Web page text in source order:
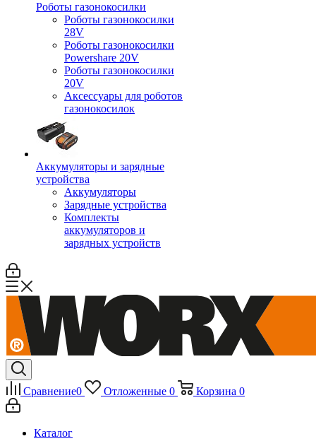
Роботы газонокосилки
Роботы газонокосилки
28V
Роботы газонокосилки
Powershare 20V
Роботы газонокосилки
20V
Аксессуары для роботов
газонокосилок
Аккумуляторы и зарядные
устройства
Аккумуляторы
Зарядные устройства
Комплекты
аккумуляторов и
зарядных устройств
Сравнение0 Отложенные 0 Корзина 0
Каталог